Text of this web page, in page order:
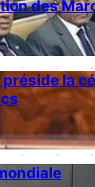
des
la